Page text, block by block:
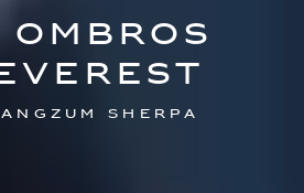
SHERPA